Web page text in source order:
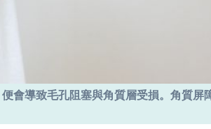
會導致毛孔阻塞與角質層受損。角質屏